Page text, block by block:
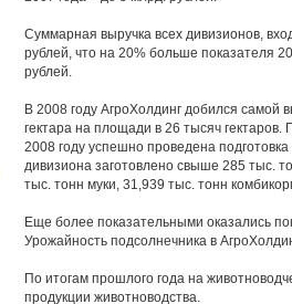
Суммарная выручка всех дивизионов,
рублей, что на 20% больше показателя
рублей.
В 2008 году АгроХолдинг добился
гектара на площади в 26 тысяч
2008 году успешно проведена
дивизиона заготовлено свыше 285 тыс.
тыс. тонн муки, 31,939 тыс. тонн
Еще более показательными оказались
Урожайность подсолнечника в
По итогам прошлого года на
продукции животноводства.